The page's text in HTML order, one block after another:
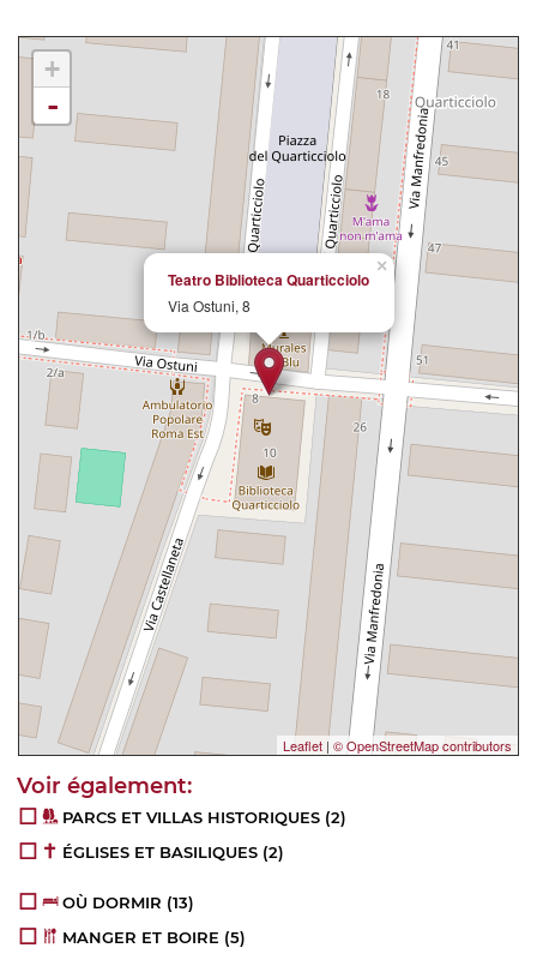
×
Teatro Biblioteca Quarticciolo
Via Ostuni, 8
+
-
Leaflet | © OpenStreetMap contributors
PARCS ET VILLAS HISTORIQUES (2)
ÉGLISES ET BASILIQUES (2)
OÙ DORMIR (13)
MANGER ET BOIRE (5)